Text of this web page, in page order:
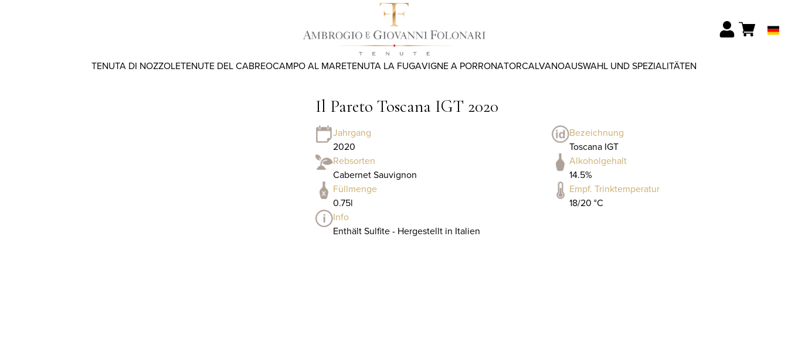
TENUTA DI NOZZOLETENUTE DEL CABREOCAMPO AL MARETENUTA LA FUGAVIGNE A PORRONATORCALVANOAUSWAHL UND SPEZIALITÄTEN
Il Pareto Toscana IGT 2020
Jahrgang
2020
Bezeichnung
Toscana IGT
Rebsorten
Cabernet Sauvignon
Alkoholgehalt
14.5%
Füllmenge
0.75l
Empf. Trinktemperatur
18/20 °C
Info
Enthält Sulfite - Hergestellt in Italien